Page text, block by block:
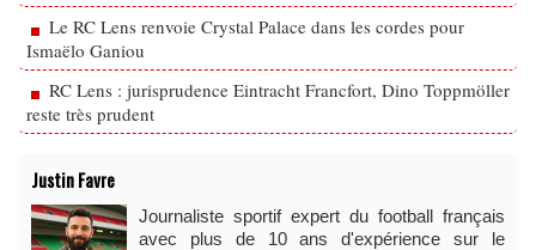
Le RC Lens renvoie Crystal Palace dans les cordes pour
Ismaëlo Ganiou
RC Lens : jurisprudence Eintracht Francfort, Dino Toppmöller
reste très prudent
Justin Favre
Journaliste sportif expert du football français
avec plus de 10 ans d'expérience sur le